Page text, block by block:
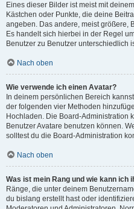
Eines dieser Bilder ist meist mit
Kästchen oder Punkte, die deine
angeben. Das andere, meist größere,
Es handelt sich hierbei in der Regel
Benutzer zu Benutzer unterschiedlich
Nach oben
Wie verwende ich einen Avatar?
In deinem persönlichen Bereich
der folgenden vier Methoden
Hochladen. Die Board-Administration
Benutzer Avatare benutzen können.
solltest du die Board-Administration
Nach oben
Was ist mein Rang und wie kann ich
Ränge, die unter deinem
du bislang erstellt hast oder